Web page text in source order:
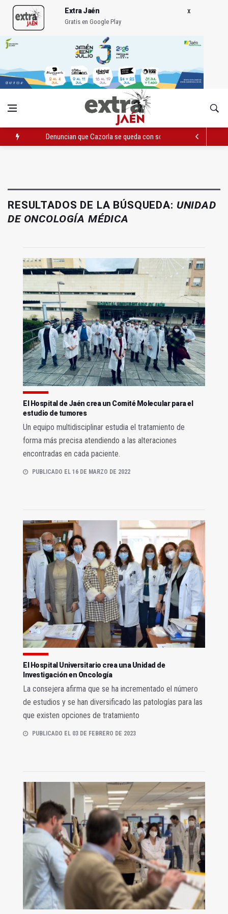
Extra Jaén
Gratis en Google Play
Denuncian que Cazorla se queda con solo dos bomberos por
RESULTADOS DE LA BÚSQUEDA: UNIDAD
DE ONCOLOGÍA MÉDICA
El Hospital de Jaén crea un Comité Molecular para el
estudio de tumores
Un equipo multidisciplinar estudia el tratamiento de
forma más precisa atendiendo a las alteraciones
encontradas en cada paciente.
PUBLICADO EL 16 DE MARZO DE 2022
El Hospital Universitario crea una Unidad de
Investigación en Oncología
La consejera afirma que se ha incrementado el número
de estudios y se han diversificado las patologías para las
que existen opciones de tratamiento
PUBLICADO EL 03 DE FEBRERO DE 2023